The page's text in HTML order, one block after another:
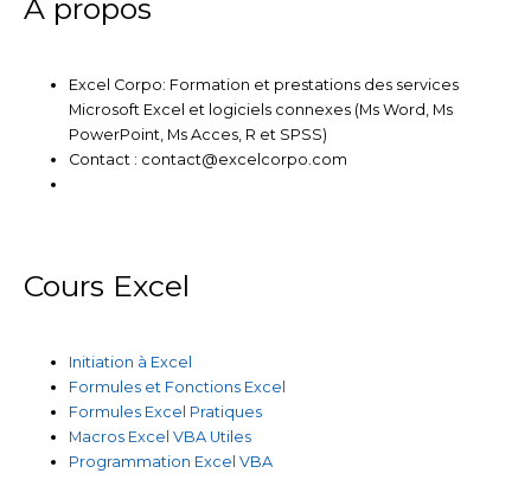
À propos
Excel Corpo: Formation et prestations des services
Microsoft Excel et logiciels connexes (Ms Word, Ms
PowerPoint, Ms Acces, R et SPSS)
Contact : contact@excelcorpo.com
Cours Excel
Initiation à Excel
Formules et Fonctions Excel
Formules Excel Pratiques
Macros Excel VBA Utiles
Programmation Excel VBA